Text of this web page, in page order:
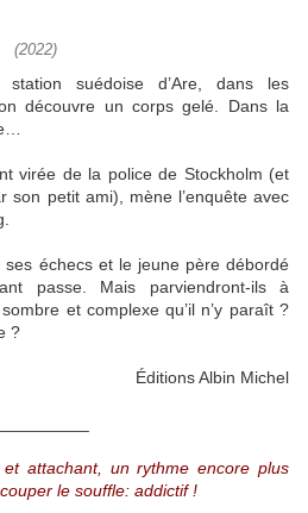
(2022)
suédoise d’Are, dans les
découvre un corps gelé. Dans la
virée de la police de Stockholm (et
son petit ami), mène l’enquête avec
échecs et le jeune père débordé
passe. Mais parviendront-ils à
et complexe qu’il n’y paraît ?
?
Éditions Albin Michel
attachant, un rythme encore plus
le souffle: addictif !